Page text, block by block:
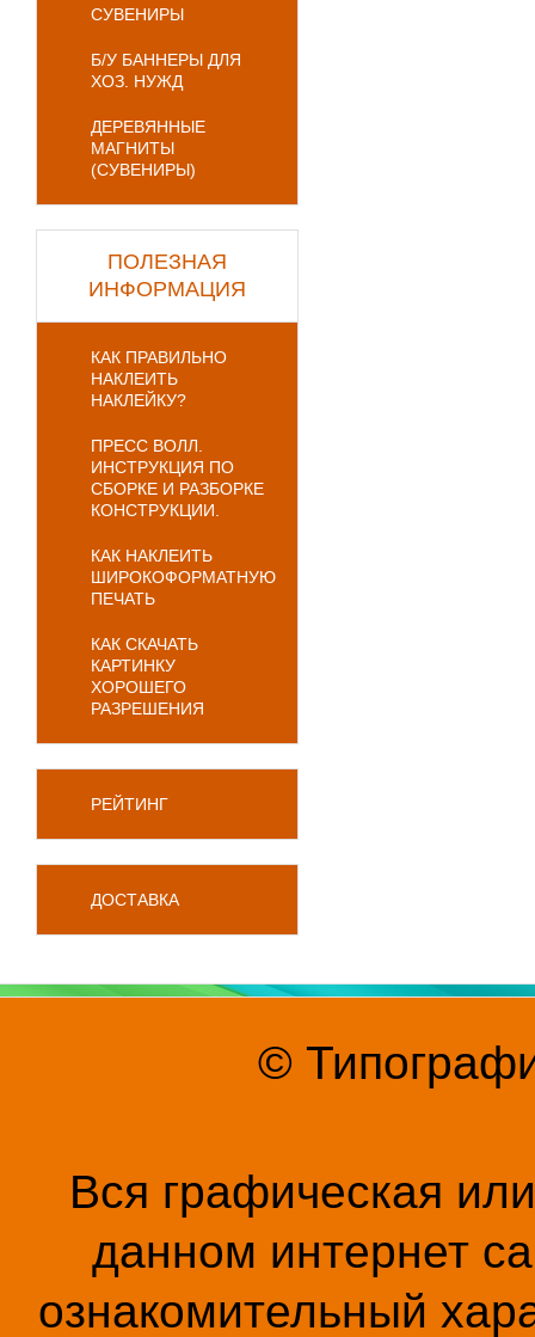
СУВЕНИРЫ
Б/У БАННЕРЫ ДЛЯ
ХОЗ. НУЖД
ДЕРЕВЯННЫЕ
МАГНИТЫ
(СУВЕНИРЫ)
ПОЛЕЗНАЯ
ИНФОРМАЦИЯ
КАК ПРАВИЛЬНО
НАКЛЕИТЬ
НАКЛЕЙКУ?
ПРЕСС ВОЛЛ.
ИНСТРУКЦИЯ ПО
СБОРКЕ И РАЗБОРКЕ
КОНСТРУКЦИИ.
КАК НАКЛЕИТЬ
ШИРОКОФОРМАТНУЮ
ПЕЧАТЬ
КАК СКАЧАТЬ
КАРТИНКУ
ХОРОШЕГО
РАЗРЕШЕНИЯ
РЕЙТИНГ
ДОСТАВКА
©
Вся графическая
данном интернет
ознакомительный